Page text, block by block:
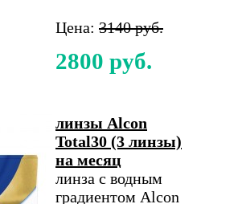
Цена: 3140 руб.
2800 руб.
линзы Alcon
Total30 (3 линзы)
на месяц
линза с водным
градиентом Alcon